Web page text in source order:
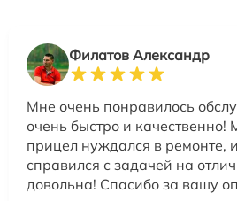
Филатов Александр
Мне очень понравилось
очень быстро и качественно!
прицел нуждался в ремонте,
справился с задачей на
довольна! Спасибо за вашу